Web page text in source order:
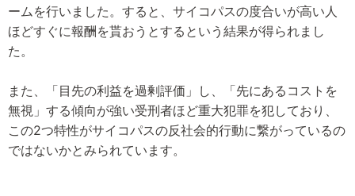
ームを行いました。すると、サイコパスの度合いが高い人
ほどすぐに報酬を貰おうとするという結果が得られまし
た。
また、「目先の利益を過剰評価」し、「先にあるコストを
無視」する傾向が強い受刑者ほど重大犯罪を犯しており、
この2つ特性がサイコパスの反社会的行動に繋がっているの
ではないかとみられています。